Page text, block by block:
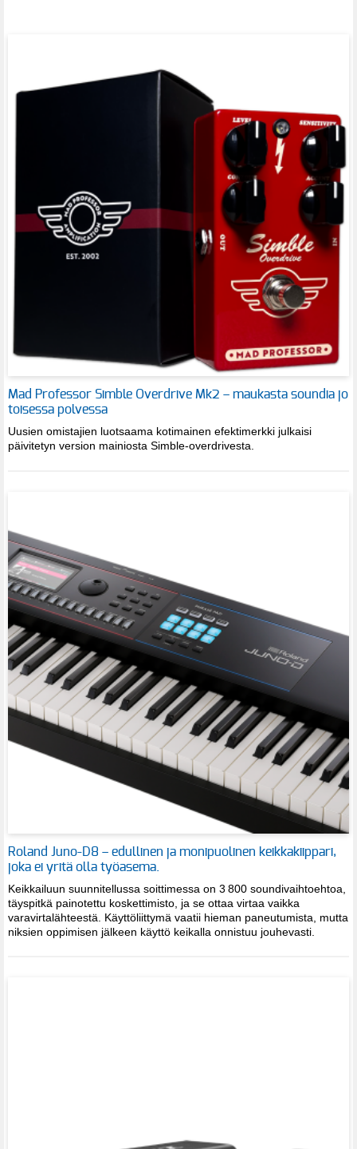
Mad Professor Simble Overdrive Mk2 – maukasta soundia jo
toisessa polvessa
Uusien omistajien luotsaama kotimainen efektimerkki julkaisi
päivitetyn version mainiosta Simble-overdrivesta.
Roland Juno-D8 – edullinen ja monipuolinen keikkakiippari,
joka ei yritä olla työasema.
Keikkailuun suunnitellussa soittimessa on 3 800 soundivaihtoehtoa,
täyspitkä painotettu koskettimisto, ja se ottaa virtaa vaikka
varavirtalähteestä. Käyttöliittymä vaatii hieman paneutumista, mutta
niksien oppimisen jälkeen käyttö keikalla onnistuu jouhevasti.